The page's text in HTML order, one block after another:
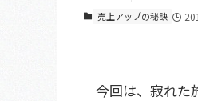
売上アップの秘訣
今回は、寂れた